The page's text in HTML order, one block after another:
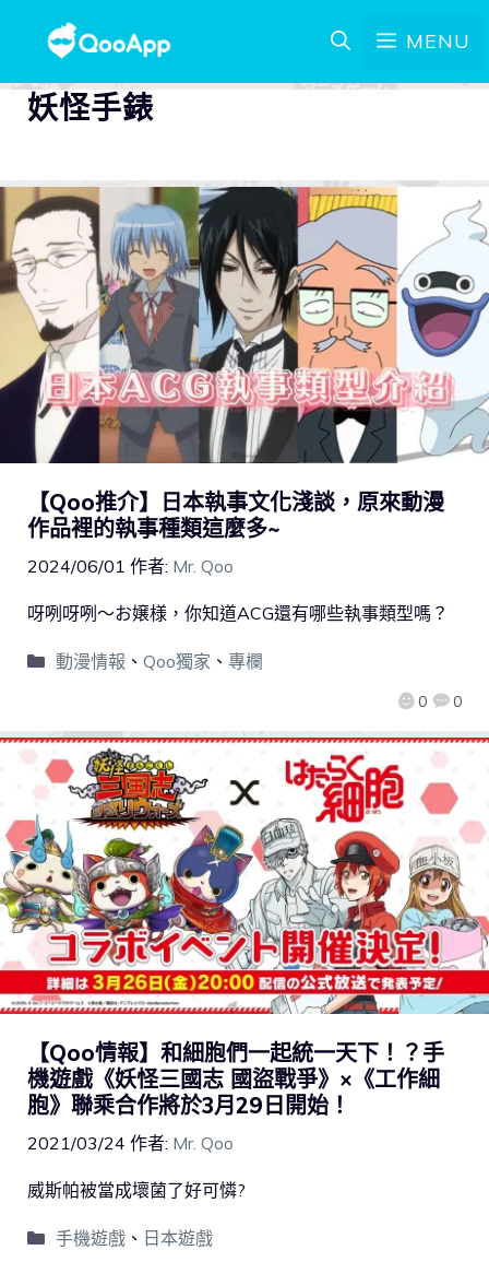
MENU
妖怪手錶
【Qoo推介】日本執事文化淺談，原來動漫
作品裡的執事種類這麼多~
2024/06/01 作者: Mr. Qoo
0 0
呀咧呀咧～お嬢様，你知道ACG還有哪些執事類型嗎？
動漫情報 、 Qoo獨家 、 專欄
【Qoo情報】和細胞們一起統一天下！？手
機遊戲《妖怪三國志 國盜戰爭》×《工作細
胞》聯乘合作將於3月29日開始！
2021/03/24 作者: Mr. Qoo
威斯帕被當成壞菌了好可憐?
手機遊戲、 日本遊戲